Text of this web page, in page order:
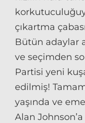
çıkartma
Bütün adaylar
ve seçimden
Partisi yeni
edilmiş!
yaşında ve
Alan